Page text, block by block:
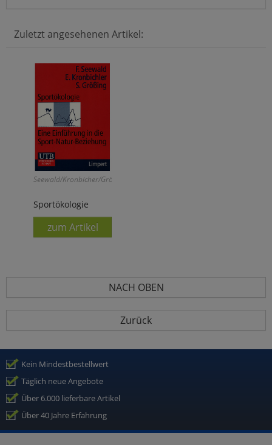
Zuletzt angesehenen Artikel:
Seewald/Kronbicher/Größing:
Sportökologie
zum Artikel
NACH OBEN
Zurück
Kein Mindestbestellwert
Täglich neue Angebote
Über 6.000 lieferbare Artikel
Über 40 Jahre Erfahrung